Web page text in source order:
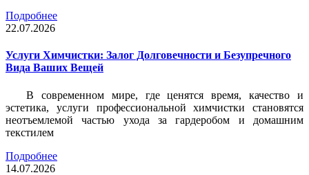
Подробнее
22.07.2026
Услуги Химчистки: Залог Долговечности и Безупречного
Вида Ваших Вещей
В современном мире, где ценятся время, качество и
эстетика, услуги профессиональной химчистки становятся
неотъемлемой частью ухода за гардеробом и домашним
текстилем
Подробнее
14.07.2026